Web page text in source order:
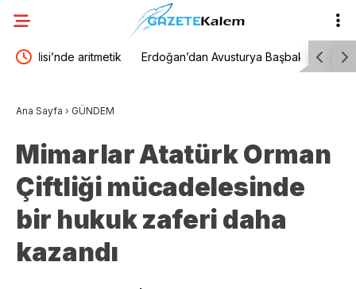
Erdoğan’dan Avusturya Başbakanı’na: Gümrük Eski
taşıdığı
Ana Sayfa › GÜNDEM
Mimarlar Atatürk Orman
Çiftliği mücadelesinde
bir hukuk zaferi daha
kazandı